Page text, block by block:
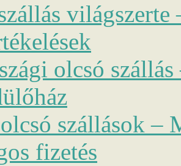
olcsó
szállások –
fizetés